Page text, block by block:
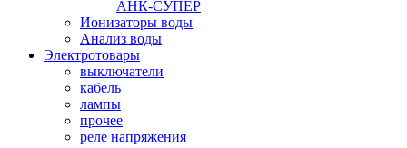
АНК-СУПЕР
Ионизаторы воды
Анализ воды
Электротовары
выключатели
кабель
лампы
прочее
реле напряжения